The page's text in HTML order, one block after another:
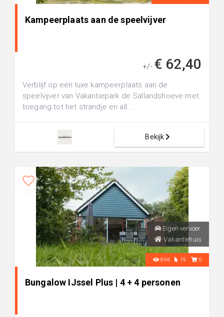
Kampeerplaats aan de speelvijver
+/- € 62,40
Verblijf op een luxe kampeerplaats aan de
speelvijver van Vakantiepark de Sallandshoeve met
toegang tot het strandje en all...
Bekijk
Eigen vervoer
Vakantiehuis
896 19 0
Bungalow IJssel Plus | 4 + 4 personen